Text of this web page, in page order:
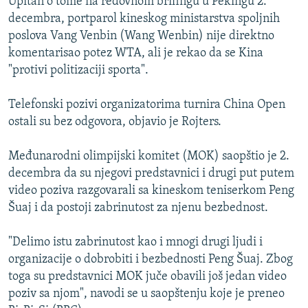
decembra, portparol kineskog ministarstva spoljnih
poslova Vang Venbin (Wang Wenbin) nije direktno
komentarisao potez WTA, ali je rekao da se Kina
"protivi politizaciji sporta".
Telefonski pozivi organizatorima turnira China Open
ostali su bez odgovora, objavio je Rojters.
Međunarodni olimpijski komitet (MOK) saopštio je 2.
decembra da su njegovi predstavnici i drugi put putem
video poziva razgovarali sa kineskom teniserkom Peng
Šuaj i da postoji zabrinutost za njenu bezbednost.
"Delimo istu zabrinutost kao i mnogi drugi ljudi i
organizacije o dobrobiti i bezbednosti Peng Šuaj. Zbog
toga su predstavnici MOK juče obavili još jedan video
poziv sa njom", navodi se u saopštenju koje je preneo